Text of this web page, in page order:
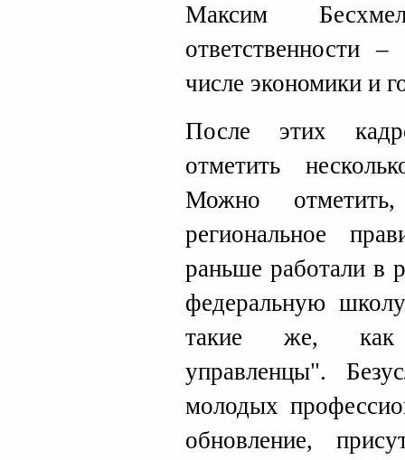
Максим
ответственности
числе экономики и
После этих
отметить
Можно
региональное
раньше работали в
федеральную
такие же, как
управленцы".
молодых
обновление,